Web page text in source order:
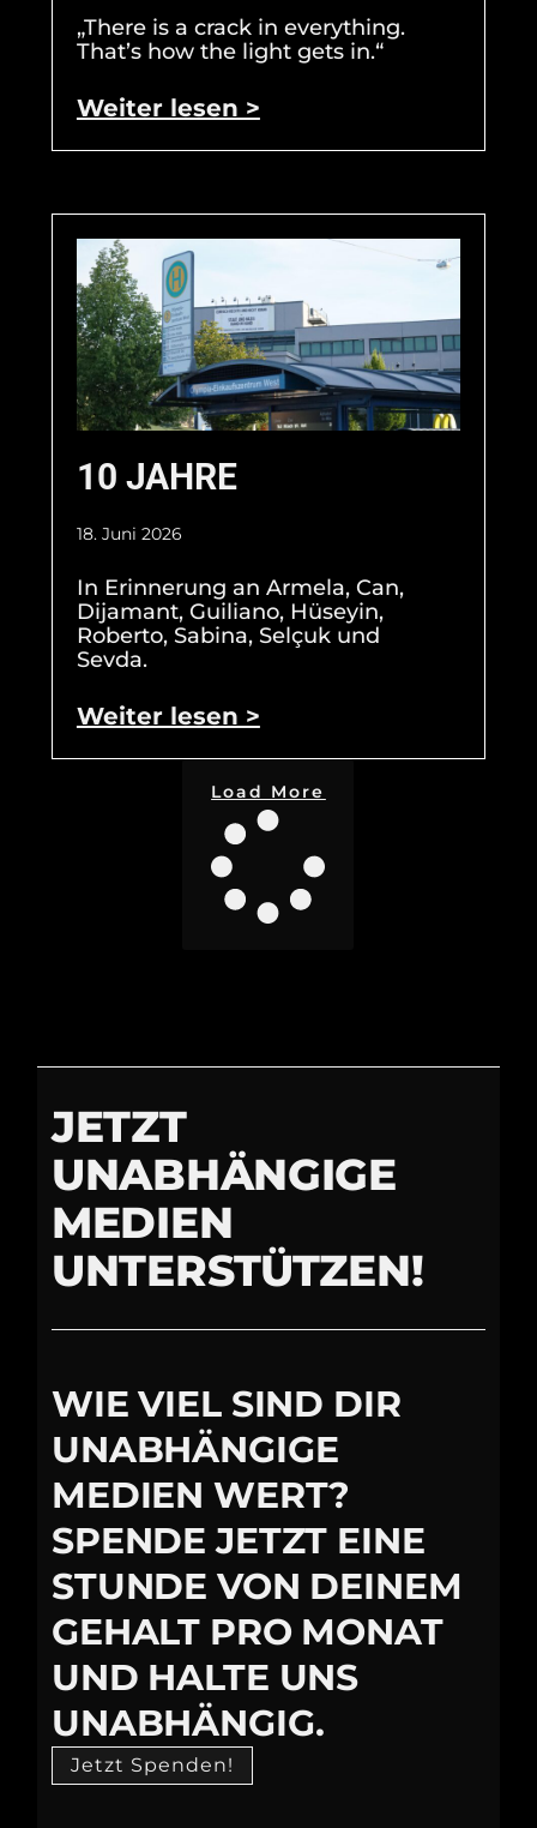
„There is a crack in everything.
That’s how the light gets in.“
Weiter lesen >
10 JAHRE
18. Juni 2026
In Erinnerung an Armela, Can,
Dijamant, Guiliano, Hüseyin,
Roberto, Sabina, Selçuk und
Sevda.
Weiter lesen >
Load More
JETZT
UNABHÄNGIGE
MEDIEN
UNTERSTÜTZEN!
WIE VIEL SIND DIR
UNABHÄNGIGE
MEDIEN WERT?
SPENDE JETZT EINE
STUNDE VON DEINEM
GEHALT PRO MONAT
UND HALTE UNS
UNABHÄNGIG.
Jetzt Spenden!